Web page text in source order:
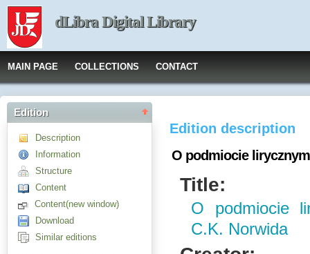
dLibra Digital Library
MAIN PAGE COLLECTIONS CONTACT
Edition
Description
Information
Structure
Content
Content(new window)
Download
Similar editions
Edition description
O podmiocie
Title:
O podmiocie
C.K. Norwida